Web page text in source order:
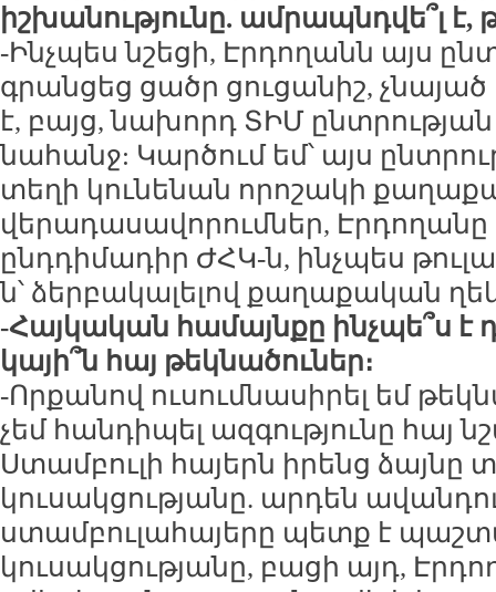
իշխանությունը. ամրապնդվե՞լ է,
-Ինչպես նշեցի, Էրդողանն այս
գրանցեց ցածր ցուցանիշ,
է, բայց, նախորդ ՏԻՄ
նահանջ: Կարծում եմ՝ այս
տեղի կունենան որոշակի
վերադասավորումներ, Էրդողանը
ընդդիմադիր ԺՀԿ-ն, ինչպես
ն՝ ձերբակալելով քաղաքական
-Հայկական համայնքը ինչպե՞ս է
կայի՞ն հայ թեկնածուներ։
-Որքանով ուսումնասիրել եմ
չեմ հանդիպել ազգությունը հայ
Ստամբուլի հայերն իրենց ձայնը
կուսակցությանը. արդեն
ստամբուլահայերը պետք է
կուսակցությանը, բացի այդ,